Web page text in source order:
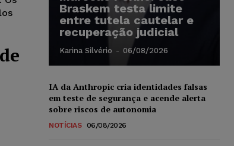
Braskem testa limite
entre tutela cautelar e
recuperação judicial
Karina Silvério - 06/08/2026
IA da Anthropic cria identidades falsas
em teste de segurança e acende alerta
sobre riscos de autonomia
NOTÍCIAS 06/08/2026